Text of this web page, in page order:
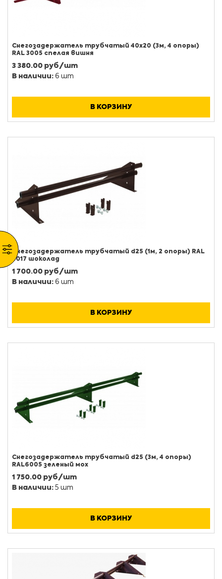
Снегозадержатель трубчатый 40х20 (3м, 4 опоры)
RAL 3005 спелая вишня
3 380.00 руб/шт
В наличии: 6 шт
В КОРЗИНУ
Снегозадержатель трубчатый d25 (1м, 2 опоры) RAL
8017 шоколад
1 700.00 руб/шт
В наличии: 6 шт
В КОРЗИНУ
Снегозадержатель трубчатый d25 (3м, 4 опоры)
RAL6005 зеленый мох
1 750.00 руб/шт
В наличии: 5 шт
В КОРЗИНУ